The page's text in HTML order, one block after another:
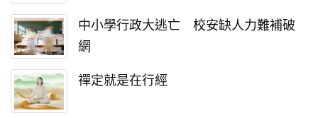
中小學行政大逃亡 校安缺人力難補破
網
禪定就是在行經